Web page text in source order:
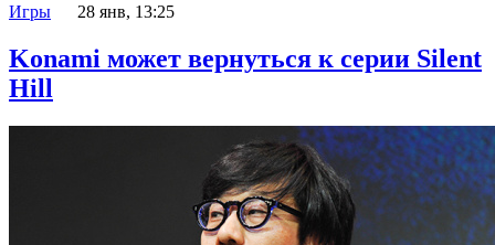
Игры 28 янв, 13:25
Konami может вернуться к серии Silent
Hill